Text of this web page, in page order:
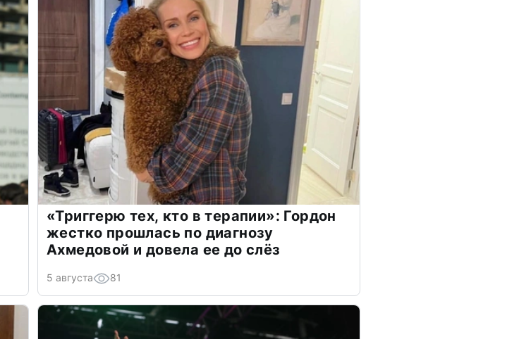
«Триггерю тех, кто в терапии»: Гордон
жестко прошлась по диагнозу
Ахмедовой и довела ее до слёз
5 августа 81